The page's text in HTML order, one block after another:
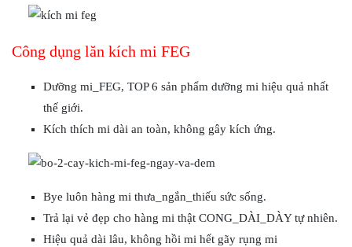
Công dụng lăn kích mi FEG
Dưỡng mi_FEG, TOP 6 sản phẩm dưỡng mi hiệu quả nhất
thế giới.
Kích thích mi dài an toàn, không gây kích ứng.
Bye luôn hàng mi thưa_ngắn_thiếu sức sống.
Trả lại vẻ đẹp cho hàng mi thật CONG_DÀI_DÀY tự nhiên.
Hiệu quả dài lâu, không hồi mi hết gãy rụng mi